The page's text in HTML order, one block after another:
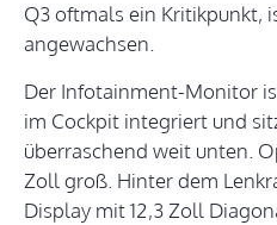
Q3 oftmals ein Kritikpunkt,
angewachsen.
Der Infotainment-Monitor
im Cockpit integriert und
überraschend weit unten.
Zoll groß. Hinter dem
Display mit 12,3 Zoll